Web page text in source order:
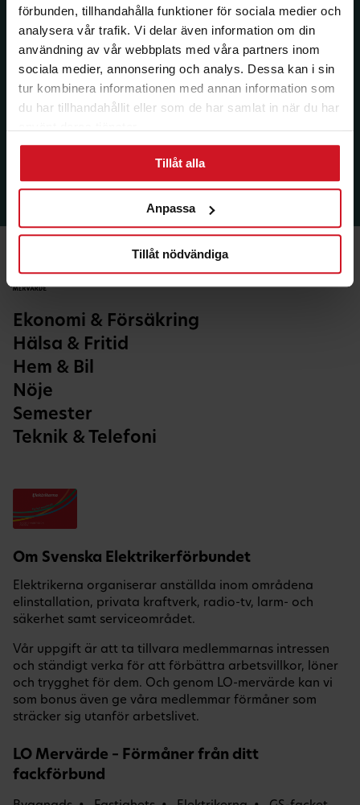
förbunden, tillhandahålla funktioner för sociala medier och
analysera vår trafik. Vi delar även information om din
användning av vår webbplats med våra partners inom
sociala medier, annonsering och analys. Dessa kan i sin
tur kombinera informationen med annan information som
du har tillhandahållit eller som de har samlat in när du har
Tillåt alla
Anpassa
Tillåt nödvändiga
Ekonomi & Försäkring
Hälsa & Fritid
Hem & Bil
Nöje
Semester
Teknik & Telefoni
Om Svenska Elektrikerförbundet
Elektrikerna organiserar anställda inom områdena
elinstallation, privata kraftverk, radio-tv, larm- och
säkerhet samt serviceområdet.
Vår uppgift är att ta tillvara medlemmarnas intressen
och ständigt verka för att förbättra arbetsvillkor, löner
och trygghet för dem. Och genom LO-mervärde kan vi
som bonus även ge våra medlemmar förmåner som
sträcker sig utanför arbetslivet.
LO Mervärde – Förmåner från ditt
fackförbund